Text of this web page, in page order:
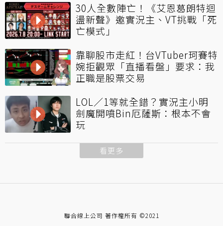
30人全數陣亡！《艾恩葛朗特迴
盪新聲》邀實況主、VT挑戰「死
亡模式」
靠聊股市走紅！台VTuber珂賽特
婉拒觀眾「直播看盤」要求：我
正職是股票交易
LOL／1等就全錯？實況主小明
劍魔開噴Bin厄薩斯：根本不會
玩
看更多
聯合線上公司 著作權所有 ©2021